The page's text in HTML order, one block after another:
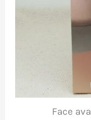
Face